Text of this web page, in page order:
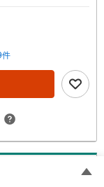
ご提案。・未来に
ライン上でご提案
ご自宅を綺麗にか
グサービス。・購
料セミナーをご招待
ご希望をお伝えく
な場合がございま
手数ですがご一報
件周辺のコンビニ
件